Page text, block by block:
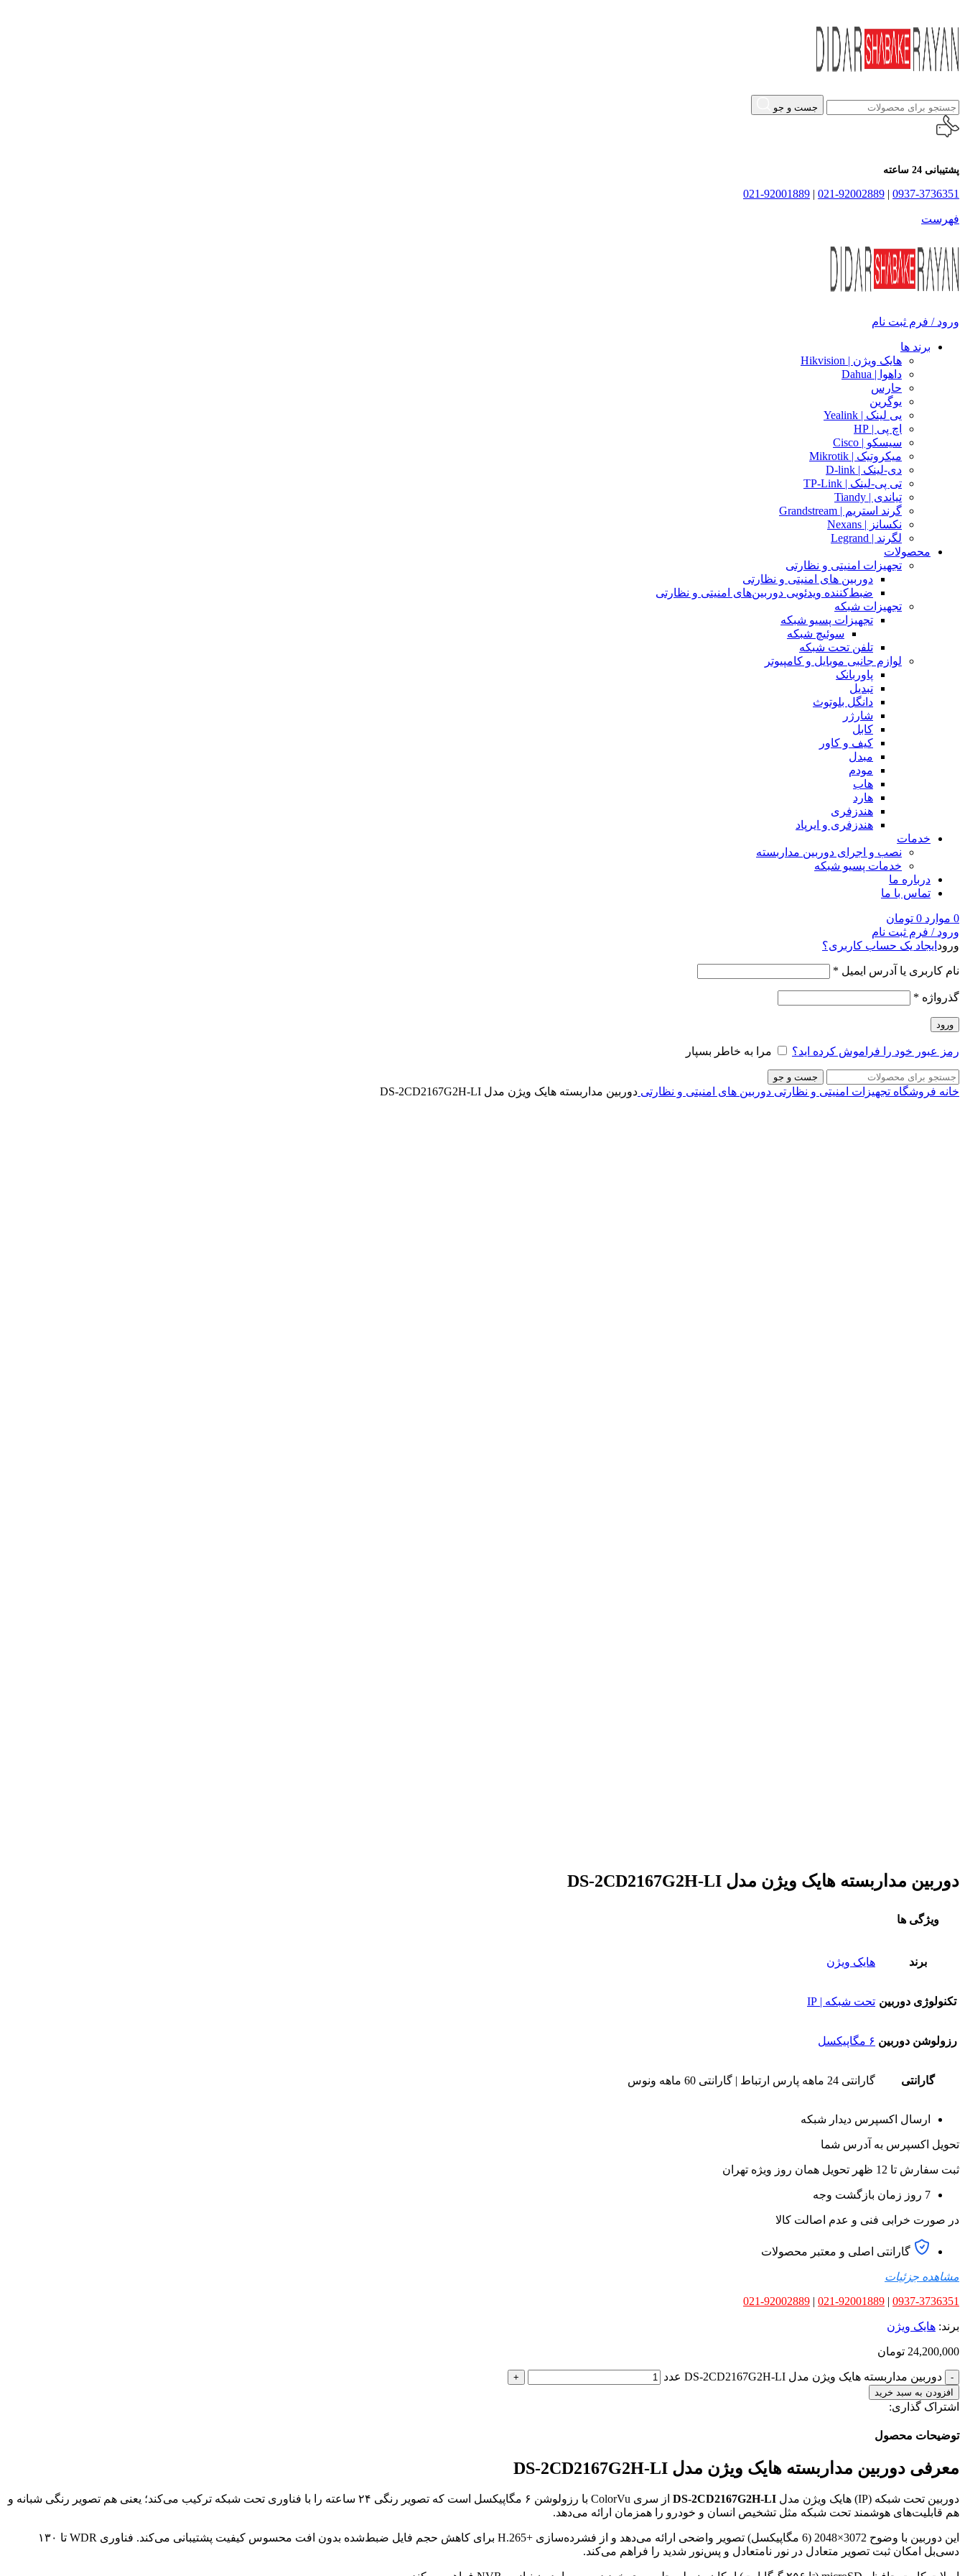
جست و جو
پشتیبانی 24 ساعته
0937-3736351
|
021-92002889
|
021-92001889
فهرست
ورود / فرم ثبت نام
برند ها
هایک ویژن | Hikvision
داهوا | Dahua
حارس
یوگرین
یی لینک | Yealink
اچ پی | HP
سیسکو | Cisco
میکروتیک | Mikrotik
دی-لینک | D-link
تی پی-لینک | TP-Link
تیاندی | Tiandy
گرند استریم | Grandstream
نکسانز | Nexans
لگرند | Legrand
محصولات
تجهیزات امنیتی و نظارتی
دوربین های امنیتی و نظارتی
ضبط‌کننده ویدئویی دوربین‌های امنیتی و نظارتی
تجهیزات شبکه
تجهیزات پسیو شبکه
سوئیچ‌ شبکه
تلفن تحت شبکه
لوازم جانبی موبایل و کامپیوتر
پاوربانک
تبدیل
دانگل بلوتوث
شارژر
کابل
کیف و کاور
مبدل
مودم
هاب
هارد
هندزفری
هندزفری و ایرپاد
خدمات
نصب و اجرای دوربین مداربسته
خدمات پسیو شبکه
درباره ما
تماس با ما
0 موارد 0 تومان
ورود / فرم ثبت نام
ورود ایجاد یک حساب کاربری؟
نام کاربری یا آدرس ایمیل *
گذرواژه *
ورود
رمز عبور خود را فراموش کرده اید؟ مرا به خاطر بسپار
جست و جو
خانه فروشگاه تجهیزات امنیتی و نظارتی دوربین های امنیتی و نظارتی دوربین مداربسته هایک ویژن مدل DS-2CD2167G2H-LI
دوربین مداربسته هایک ویژن مدل DS-2CD2167G2H-LI
ویژگی ها
برند هایک ویژن
تکنولوژی دوربین تحت شبکه | IP
رزولوشن دوربین ۶ مگاپیکسل
گارانتی گارانتی 24 ماهه پارس ارتباط | گارانتی 60 ماهه ونوس
ارسال اکسپرس دیدار شبکه
تحویل اکسپرس به آدرس شما
ثبت سفارش تا 12 ظهر تحویل همان روز ویژه تهران
7 روز زمان بازگشت وجه
در صورت خرابی فنی و عدم اصالت کالا
گارانتی اصلی و معتبر محصولات
مشاهده جزئیات
0937-3736351
|
021-92001889
|
021-92002889
برند: هایک ویژن
24,200,000 تومان
دوربین مداربسته هایک ویژن مدل DS-2CD2167G2H-LI عدد
افزودن به سبد خرید
اشتراک گذاری:
توضیحات محصول
معرفی دوربین مداربسته هایک ویژن مدل DS-2CD2167G2H-LI
دوربین تحت شبکه (IP) هایک ویژن مدل DS-2CD2167G2H-LI
از سری ColorVu با رزولوشن ۶ مگاپیکسل است که تصویر رنگی ۲۴ ساعته را با فناوری تحت شبکه ترکیب می‌کند؛ یعنی هم تصویر رنگی شبانه و
هم قابلیت‌های هوشمند تحت شبکه مثل تشخیص انسان و خودرو را همزمان ارائه می‌دهد.
این دوربین با وضوح 3072×2048 (6 مگاپیکسل) تصویر واضحی ارائه می‌دهد و از فشرده‌سازی H.265+‎ برای کاهش حجم فایل ضبط‌شده بدون افت محسوس کیفیت پشتیبانی می‌کند. فناوری WDR تا ۱۳۰
دسی‌بل امکان ثبت تصویر متعادل در نور نامتعادل و پس‌نور شدید را فراهم می‌کند.